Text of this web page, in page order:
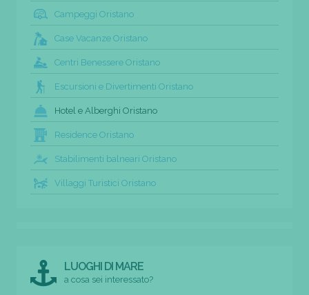
Campeggi Oristano
Case Vacanze Oristano
Centri Benessere Oristano
Escursioni e Divertimenti Oristano
Hotel e Alberghi Oristano
Residence Oristano
Stabilimenti balneari Oristano
Villaggi Turistici Oristano
LUOGHI DI MARE
a cosa sei interessato?